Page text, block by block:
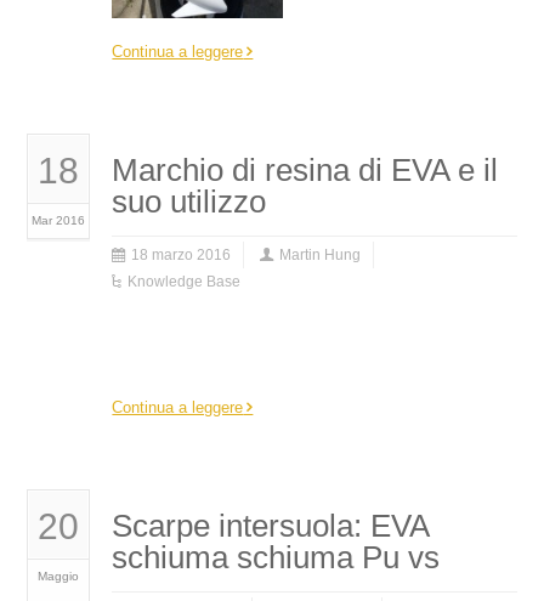
Continua a leggere
18
Mar 2016
Marchio di resina di EVA e il
suo utilizzo
18 marzo 2016
Martin Hung
Knowledge Base
Continua a leggere
20
Maggio
Scarpe intersuola: EVA
schiuma schiuma Pu vs